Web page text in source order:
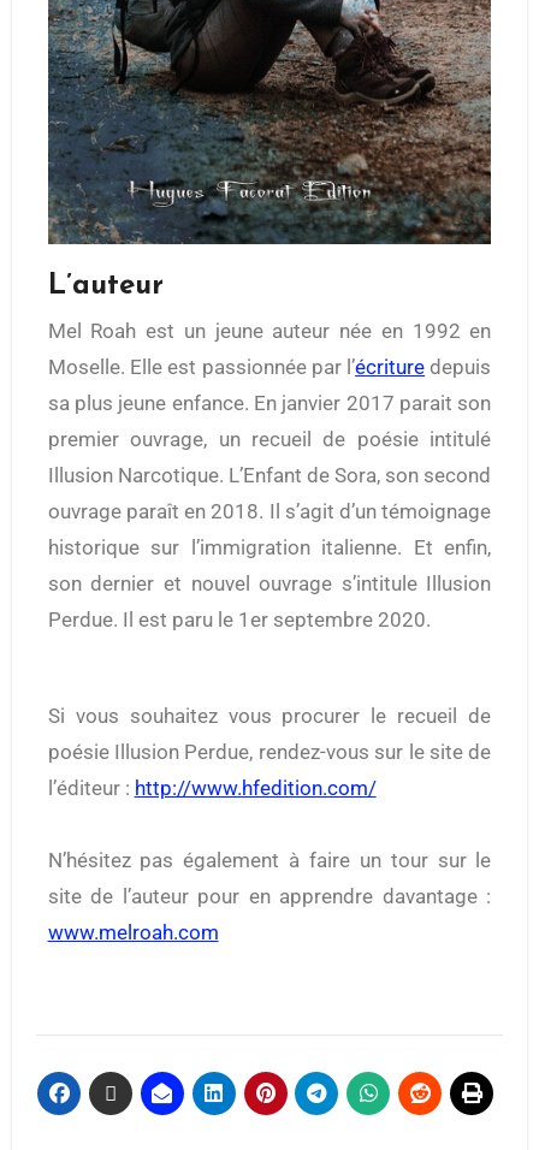
L’auteur
Mel Roah est un jeune auteur née en 1992 en
Moselle. Elle est passionnée par l’écriture depuis
sa plus jeune enfance. En janvier 2017 parait son
premier ouvrage, un recueil de poésie intitulé
Illusion Narcotique. L’Enfant de Sora, son second
ouvrage paraît en 2018. Il s’agit d’un témoignage
historique sur l’immigration italienne. Et enfin,
son dernier et nouvel ouvrage s’intitule Illusion
Perdue. Il est paru le 1er septembre 2020.
Si vous souhaitez vous procurer le recueil de
poésie Illusion Perdue, rendez-vous sur le site de
l’éditeur : http://www.hfedition.com/
N’hésitez pas également à faire un tour sur le
site de l’auteur pour en apprendre davantage :
www.melroah.com